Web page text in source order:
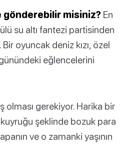
gönderebilir misiniz? En
su altı fantezi partisinden
oyuncak deniz kızı, özel
eğlencelerini
olması gerekiyor. Harika bir
kuyruğu şeklinde bozuk para
ve o zamanki yaşının